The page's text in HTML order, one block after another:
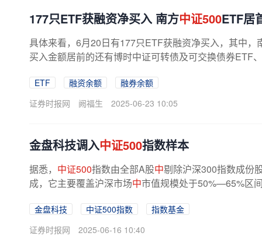
177只ETF获融资净买入 南方中证500ETF居
具体来看，6月20日有177只ETF获融资净买入，其中，
买入金额居前的还有博时中证可转债及可交换债券ETF
ETF 融资余额
融券余额
证券时报网
阙福生 2025-06-23 10:05
金盘科技调入中证500指数样本
据悉， 中证500指数由全部A股中剔除沪深300指数成份
成，它主要覆盖沪深市场中市值规模处于50%—65%区
金盘科技 中证500指数
指数基金
证券时报网
2025-06-16 10:40